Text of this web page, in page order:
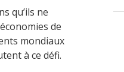
qu’ils ne
de
mondiaux
à ce défi.